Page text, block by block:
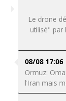
Le drone
utilisé" par
08/08 17:06
Ormuz:
l'Iran mais